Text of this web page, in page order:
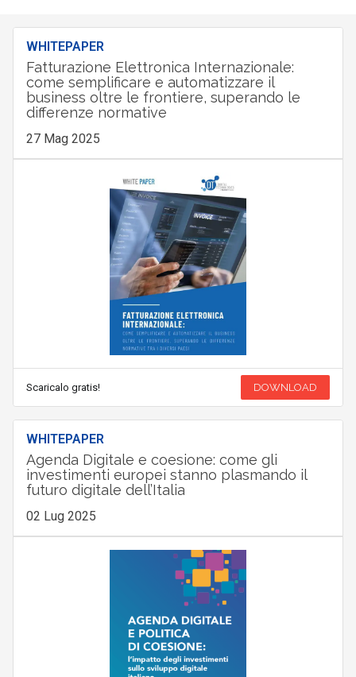
WHITEPAPER
Fatturazione Elettronica Internazionale:
come semplificare e automatizzare il
business oltre le frontiere, superando le
differenze normative
27 Mag 2025
Scaricalo gratis! DOWNLOAD
WHITEPAPER
Agenda Digitale e coesione: come gli
investimenti europei stanno plasmando il
futuro digitale dell’Italia
02 Lug 2025